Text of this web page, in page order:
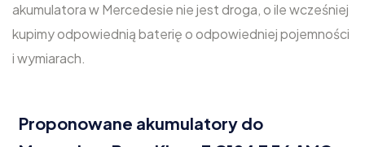
akumulatora w Mercedesie nie jest droga, o ile wcześniej
kupimy odpowiednią baterię o odpowiedniej pojemności
i wymiarach.
Proponowane akumulatory do